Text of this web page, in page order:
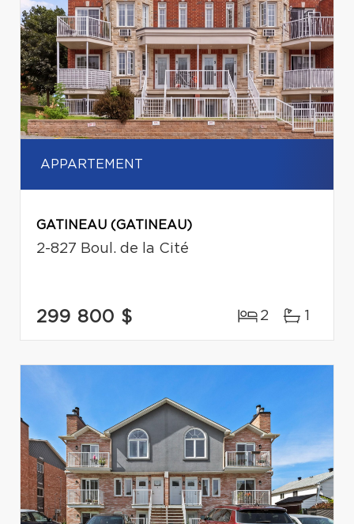
APPARTEMENT
GATINEAU (GATINEAU)
2-827 Boul. de la Cité
299 800 $ 2 1